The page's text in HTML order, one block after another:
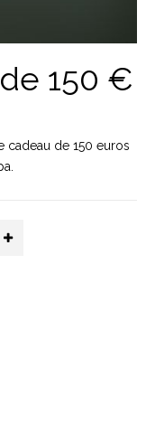
150 €
cadeau de 150 euros